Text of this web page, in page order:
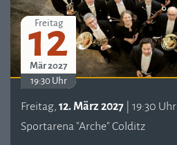
Freitag
12
Mär 2027
19:30 Uhr
Freitag, 12. März 2027 | 19:30 Uhr
Sportarena "Arche" Colditz